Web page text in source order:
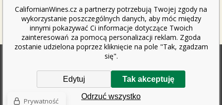
Zgodnie z ustawą o ewidencji sprzedaży, sprzedawca jest zobowiązany
do wystawienia nabywcy paragonu. Jednocześnie jest zobowiązany
zarejestrować otrzymany przychód u organu podatkowego online; w
przypadku awarii technicznej najpóźniej w ciągu 48 godzin.
CalifornianWines.cz a partnerzy potrzebują Twojej zgody na
wykorzystanie poszczególnych danych, aby móc między
innymi pokazywać Ci informacje dotyczące Twoich
zainteresowań za pomocą personalizacji reklam. Zgoda
zostanie udzielona poprzez kliknięcie na pole "Tak, zgadzam
się".
Odrzuć wszystko
Tak akceptuję
Edytuj
Prywatność